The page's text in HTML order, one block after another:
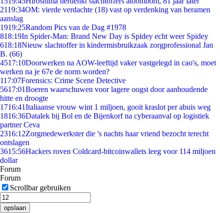
2119:34OM: vierde verdachte (18) vast op verdenking van beramen
aanslag
1919:25Random Pics van de Dag #1978
818:19In Spider-Man: Brand New Day is Spidey echt weer Spidey
618:18Nieuw slachtoffer in kindermisbruikzaak zorgprofessional Jan
B. (66)
4517:10Doorwerken na AOW-leeftijd vaker vastgelegd in cao's, moet
werken na je 67e de norm worden?
117:07Forensics: Crime Scene Detective
5617:01Boeren waarschuwen voor lagere oogst door aanhoudende
hitte en droogte
1716:41Italiaanse vrouw wint 1 miljoen, gooit kraslot per abuis weg
1816:36Datalek bij Bol en de Bijenkorf na cyberaanval op logistiek
partner Ceva
2316:12Zorgmedewerkster die 's nachts haar vriend bezocht terecht
ontslagen
3615:56Hackers roven Coldcard-bitcoinwallets leeg voor 114 miljoen
dollar
Forum
Forum
Scrollbar gebruiken
opslaan